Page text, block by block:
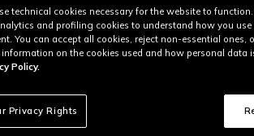
technical cookies necessary for the website to
and profiling cookies to understand how you
You can accept all cookies, reject non-essential ones,
information on the cookies used and how personal data
Policy.
Privacy Rights